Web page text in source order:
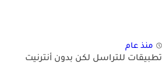
منذ عام
تطبيقات للتراسل لكن بدون أنترنيت